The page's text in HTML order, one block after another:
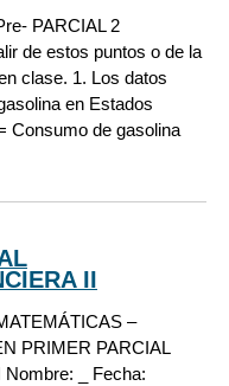
PARCIAL 2
de estos puntos o de la
clase. 1. Los datos
en Estados
Consumo de gasolina
II
–
PRIMER PARCIAL
_ Fecha: